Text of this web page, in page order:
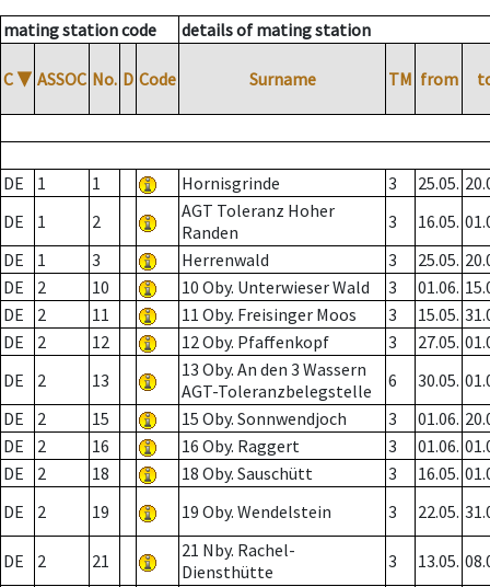
mating station code details of mating station
C ▼ ASSOC No. D Code Surname TM from
DE 1 1 Hornisgrinde 3 25.05.
DE
1 2
AGT Toleranz Hoher
Randen
3 16.05.
DE
1 3 Herrenwald 3 25.05.
DE
2 10 10 Oby. Unterwieser Wald 3 01.06.
DE
2 11 11 Oby. Freisinger Moos 3 15.05.
DE
2 12 12 Oby. Pfaffenkopf 3 27.05.
DE
2 13
13 Oby. An den 3 Wassern
AGT-Toleranzbelegstelle
6 30.05.
DE
2 15 15 Oby. Sonnwendjoch 3 01.06.
DE
2 16 16 Oby. Raggert 3 01.06.
DE
2 18 18 Oby. Sauschütt 3 16.05.
DE
2 19 19 Oby. Wendelstein 3 22.05.
DE 2 21
21 Nby. Rachel-
Diensthütte
3 13.05.